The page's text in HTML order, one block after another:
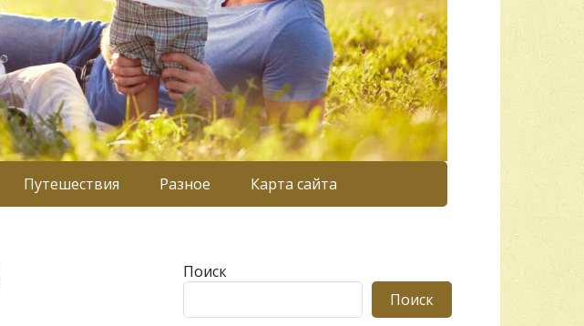
Путешествия Разное Карта сайта
Поиск
Поиск